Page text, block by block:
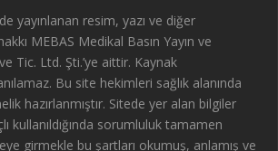
yayınlanan resim, yazı ve diğer
MEBAS Medikal Basın Yayın ve
Tic. Ltd. Şti.’ye aittir. Kaynak
Bu site hekimleri sağlık alanında
hazırlanmıştır. Sitede yer alan bilgiler
kullanıldığında sorumluluk tamamen
girmekle bu şartları okumuş, anlamış ve